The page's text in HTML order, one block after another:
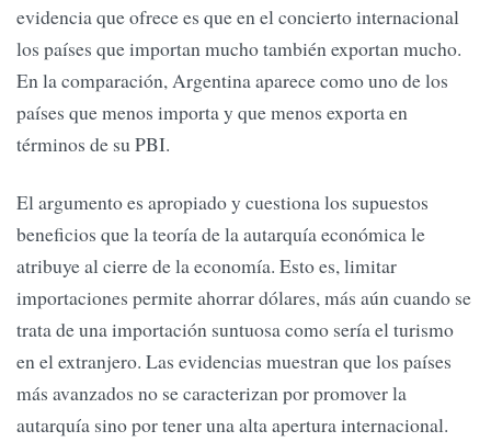
evidencia que ofrece es que en el concierto internacional
los países que importan mucho también exportan mucho.
En la comparación, Argentina aparece como uno de los
países que menos importa y que menos exporta en
términos de su PBI.
El argumento es apropiado y cuestiona los supuestos
beneficios que la teoría de la autarquía económica le
atribuye al cierre de la economía. Esto es, limitar
importaciones permite ahorrar dólares, más aún cuando se
trata de una importación suntuosa como sería el turismo
en el extranjero. Las evidencias muestran que los países
más avanzados no se caracterizan por promover la
autarquía sino por tener una alta apertura internacional.